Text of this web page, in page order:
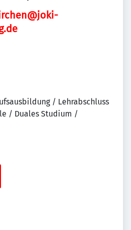
/ Lehrabschluss
/ Duales Studium /